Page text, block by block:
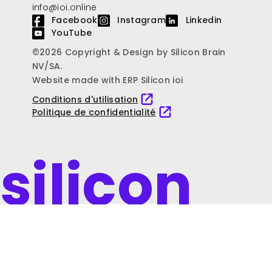
info@ioi.online
Facebook
Instagram
Linkedin
YouTube
©2026 Copyright & Design by Silicon Brain
NV/SA.
Website made with ERP Silicon ioi
Conditions d'utilisation
Politique de confidentialité
silicon